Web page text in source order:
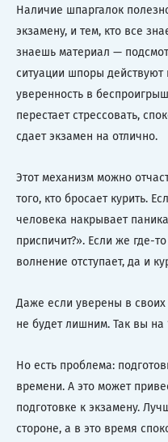
Наличие шпаргалок
экзамену, и тем, кто все
знаешь материал —
ситуации шпоры действуют
уверенность в
перестает стрессовать,
сдает экзамен на отлично.
Этот механизм можно
того, кто бросает курить.
человека накрывает
приспичит?». Если же где-
волнение отступает, да и
Даже если уверены в
не будет лишним. Так вы на
Но есть проблема:
времени. А это может
подготовке к экзамену.
стороне, а в это время